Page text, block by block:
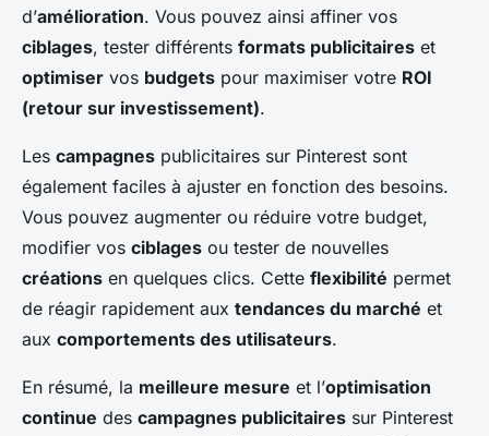
d’amélioration. Vous pouvez ainsi affiner vos
ciblages, tester différents formats publicitaires et
optimiser vos budgets pour maximiser votre ROI
(retour sur investissement).
Les campagnes publicitaires sur Pinterest sont
également faciles à ajuster en fonction des besoins.
Vous pouvez augmenter ou réduire votre budget,
modifier vos ciblages ou tester de nouvelles
créations en quelques clics. Cette flexibilité permet
de réagir rapidement aux tendances du marché et
aux comportements des utilisateurs.
En résumé, la meilleure mesure et l’optimisation
continue des campagnes publicitaires sur Pinterest